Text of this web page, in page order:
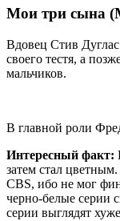
Мои три сына
Вдовец Стив
своего тестя, а
мальчиков.
В главной роли
Интересный факт:
затем стал
CBS, ибо не мог
черно-белые серии
серии выглядят